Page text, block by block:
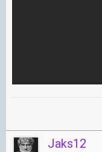
Jaks12